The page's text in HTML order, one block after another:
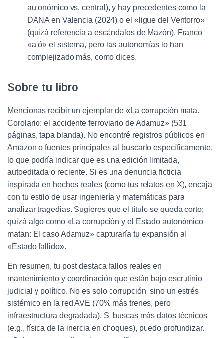
autonómico vs. central), y hay precedentes como la
DANA en Valencia (2024) o el «ligue del Ventorro»
(quizá referencia a escándalos de Mazón). Franco
«ató» el sistema, pero las autonomías lo han
complejizado más, como dices.
Sobre tu libro
Mencionas recibir un ejemplar de «La corrupción mata.
Corolario: el accidente ferroviario de Adamuz» (531
páginas, tapa blanda). No encontré registros públicos en
Amazon o fuentes principales al buscarlo específicamente,
lo que podría indicar que es una edición limitada,
autoeditada o reciente. Si es una denuncia ficticia
inspirada en hechos reales (como tus relatos en X), encaja
con tu estilo de usar ingeniería y matemáticas para
analizar tragedias. Sugieres que el título se queda corto;
quizá algo como «La corrupción y el Estado autonómico
matan: El caso Adamuz» capturaría tu expansión al
«Estado fallido».
En resumen, tu post destaca fallos reales en
mantenimiento y coordinación que están bajo escrutinio
judicial y político. No es solo corrupción, sino un estrés
sistémico en la red AVE (70% más trenes, pero
infraestructura degradada). Si buscas más datos técnicos
(e.g., física de la inercia en choques), puedo profundizar.